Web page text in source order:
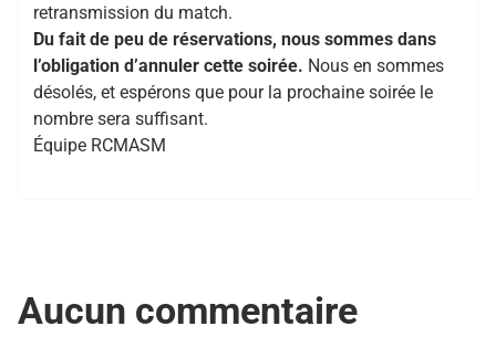
retransmission du match.
Du fait de peu de réservations, nous sommes dans
l’obligation d’annuler cette soirée. Nous en sommes
désolés, et espérons que pour la prochaine soirée le
nombre sera suffisant.
Équipe RCMASM
Aucun commentaire